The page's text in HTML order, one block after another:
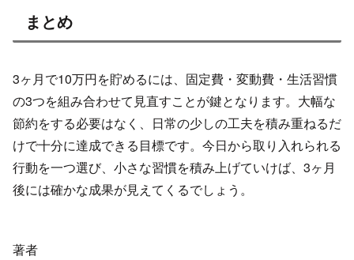
まとめ
3ヶ月で10万円を貯めるには、固定費・変動費・生活習慣
の3つを組み合わせて見直すことが鍵となります。大幅な
節約をする必要はなく、日常の少しの工夫を積み重ねるだ
けで十分に達成できる目標です。今日から取り入れられる
行動を一つ選び、小さな習慣を積み上げていけば、3ヶ月
後には確かな成果が見えてくるでしょう。
著者